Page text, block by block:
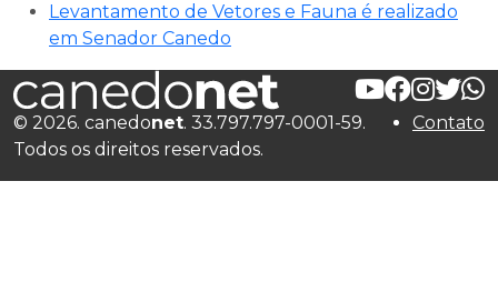
Levantamento de Vetores e Fauna é realizado
em Senador Canedo
© 2026. canedonet. 33.797.797-0001-59.
Todos os direitos reservados.
Contato